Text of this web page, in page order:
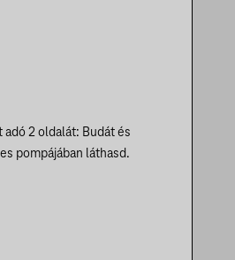
2 oldalát: Budát és
pompájában láthasd.